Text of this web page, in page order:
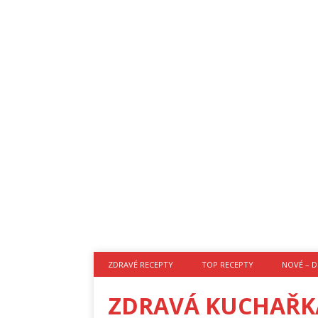
ZDRAVÉ RECEPTY TOP RECEPTY NOVÉ –
ZDRAVÁ